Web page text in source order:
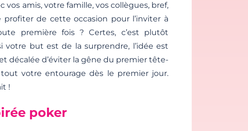
vos amis, votre famille, vos collègues, bref,
profiter de cette occasion pour l’inviter à
première fois ? Certes, c’est plutôt
but est de la surprendre, l’idée est
décalée d’éviter la gêne du premier tête-
votre entourage dès le premier jour.
!
poker